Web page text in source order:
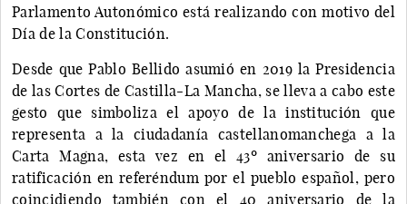
Parlamento Autonómico está realizando con motivo del
Día de la Constitución.
Desde que Pablo Bellido asumió en 2019 la Presidencia
de las Cortes de Castilla-La Mancha, se lleva a cabo este
gesto que simboliza el apoyo de la institución que
representa a la ciudadanía castellanomanchega a la
Carta Magna, esta vez en el 43º aniversario de su
ratificación en referéndum por el pueblo español, pero
coincidiendo también con el 40 aniversario de la